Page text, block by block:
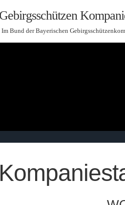
Gebirgsschützen
Im Bund der Bayerischen